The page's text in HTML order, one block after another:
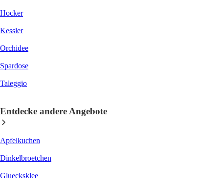
Hocker
Kessler
Orchidee
Spardose
Taleggio
Entdecke andere Angebote
Apfelkuchen
Dinkelbroetchen
Gluecksklee